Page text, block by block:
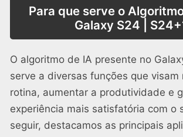
Para que serve o
Galaxy S24 |
O algoritmo de IA presente no
serve a diversas funções que visam
rotina, aumentar a produtividade e
experiência mais satisfatória com o
seguir, destacamos as principais